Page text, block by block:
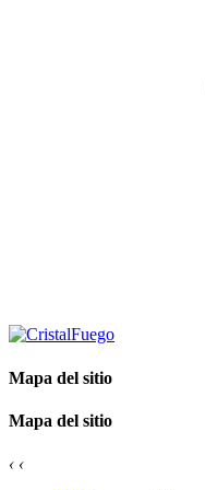
Mapa del sitio
Mapa del sitio
‹ ‹